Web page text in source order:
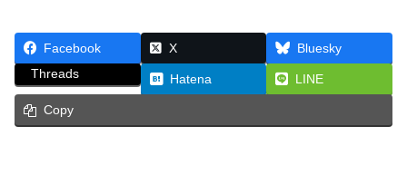
Facebook X
Bluesky
Threads
Hatena LINE
Copy